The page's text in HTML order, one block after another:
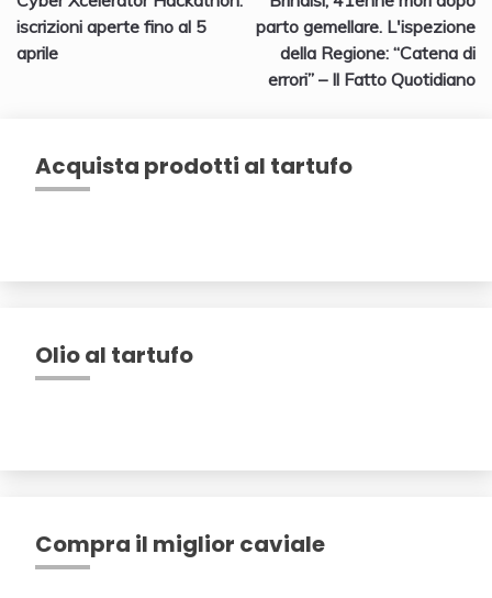
articoli
iscrizioni aperte fino al 5
aprile
parto gemellare. L'ispezione
della Regione: “Catena di
errori” – Il Fatto Quotidiano
Acquista prodotti al tartufo
Olio al tartufo
Compra il miglior caviale